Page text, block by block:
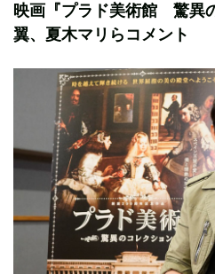
映画『プラド美術館 驚異
翼、夏木マリらコメント